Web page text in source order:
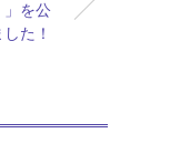
」を公
た！